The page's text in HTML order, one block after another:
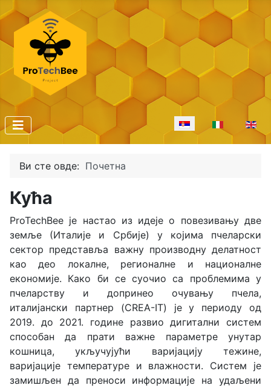
Изаберите ваш језик
Ви сте овде: Почетна
Кућа
ProTechBee је настао из идеје о повезивању две
земље (Италије и Србије) у којима пчеларски
сектор представља важну производну делатност
као део локалне, регионалне и националне
економије. Како би се суочио са проблемима у
пчеларству и допринео очувању пчела,
италијански партнер (CREA-IT) је у периоду од
2019. до 2021. године развио дигитални систем
способан да прати важне параметре унутар
кошница, укључујући варијацију тежине,
варијације температуре и влажности. Систем је
замишљен да преноси информације на удаљени